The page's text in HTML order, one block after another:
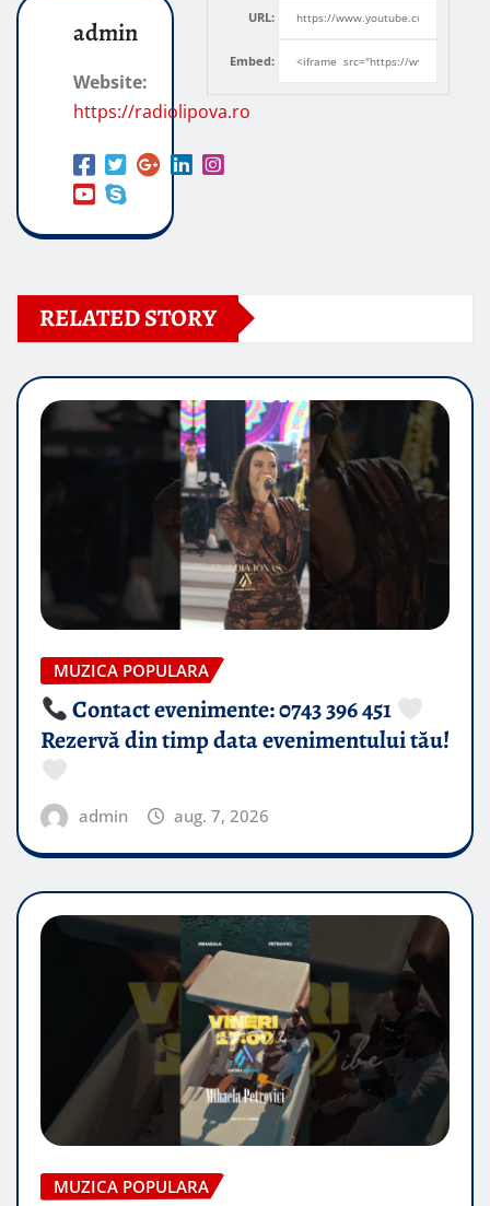
URL:
Embed:
admin
Website:
https://radiolipova.ro
RELATED STORY
MUZICA POPULARA
Contact evenimente: 0743 396 451
Rezervă din timp data evenimentului tău!
admin aug. 7, 2026
MUZICA POPULARA